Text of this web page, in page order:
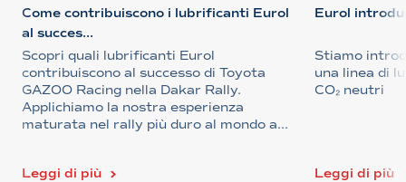
Come contribuiscono i lubrificanti Eurol
al succes...
Scopri quali lubrificanti Eurol
contribuiscono al successo di Toyota
GAZOO Racing nella Dakar Rally.
Applichiamo la nostra esperienza
maturata nel rally più duro al mondo a...
Leggi di più
Eurol
Stiamo
una linea di
CO₂ neutri
Leggi di più